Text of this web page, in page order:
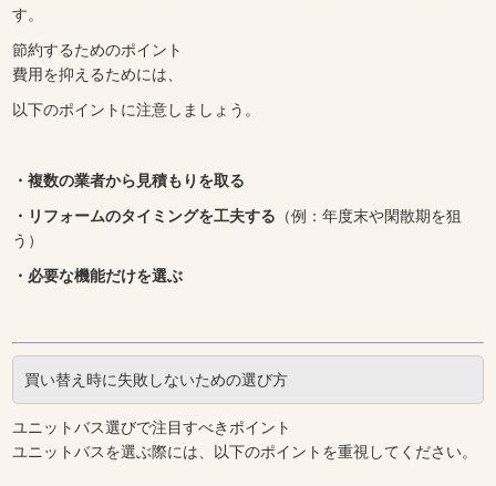
す。
節約するためのポイント
費用を抑えるためには、
以下のポイントに注意しましょう。
・複数の業者から見積もりを取る
・リフォームのタイミングを工夫する （例：年度末や閑散期を狙
う）
・必要な機能だけを選ぶ
買い替え時に失敗しないための選び方
ユニットバス選びで注目すべきポイント
ユニットバスを選ぶ際には、以下のポイントを重視してください。